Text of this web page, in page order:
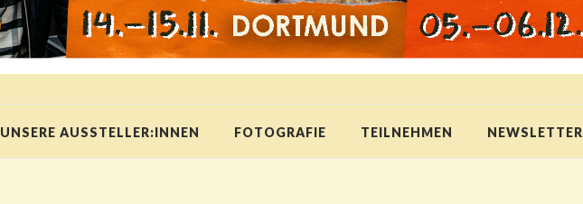
UNSERE AUSSTELLER:INNEN FOTOGRAFIE TEILNEHMEN NEWSLETTER